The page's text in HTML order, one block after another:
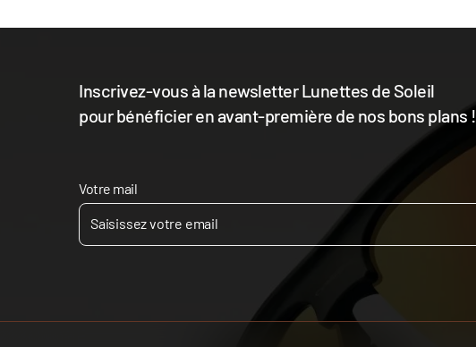
Inscrivez-vous à la newsletter Lunettes de Soleil
pour bénéficier en avant-première de nos bons plans !
Votre mail